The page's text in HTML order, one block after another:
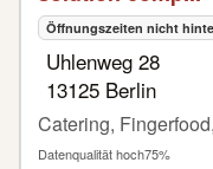
Öffnungszeiten nicht
Uhlenweg 28
13125 Berlin
Catering,
Datenqualität hoch75%